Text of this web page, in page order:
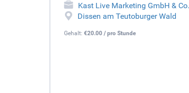
Kast Live Marketing GmbH &
Dissen am Teutoburger Wald
Gehalt: €20.00 / pro Stunde